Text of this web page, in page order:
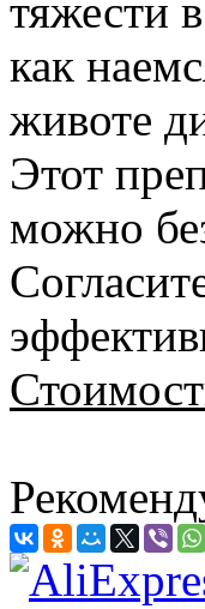
тяжести
как
животе
Этот
можно